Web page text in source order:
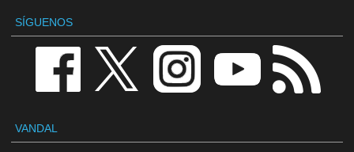
SÍGUENOS
VANDAL